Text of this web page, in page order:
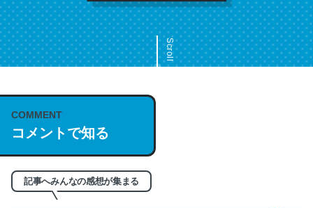
Scroll
COMMENT
コメントで知る
記事へみんなの感想が集まる
これは名文。彼はとてもクレバーなんだろうなと凄く思
う。英語少しでも読める人は原文もお勧め。自分はこの流
─今のこの状況が信じられるかい？ by ラーズ・ヌートバー